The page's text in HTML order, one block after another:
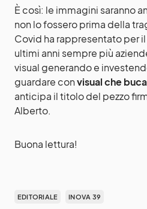
È così: le immagini saranno
non lo fossero prima della
Covid ha rappresentato per
ultimi anni sempre più
visual generando e
guardare convisual che
anticipa il titolo del pezzo
Alberto.
Buona lettura!
EDITORIALE INOVA 39